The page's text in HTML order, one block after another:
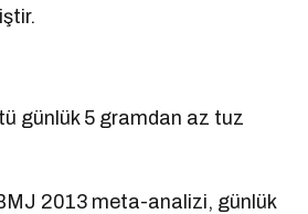
günlük 5 gramdan az tuz
2013 meta-analizi, günlük